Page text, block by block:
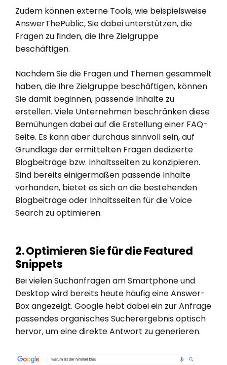
Zudem können externe Tools, wie beispielsweise
AnswerThePublic, Sie dabei unterstützen, die
Fragen zu finden, die Ihre Zielgruppe
beschäftigen.
Nachdem Sie die Fragen und Themen gesammelt
haben, die Ihre Zielgruppe beschäftigen, können
Sie damit beginnen, passende Inhalte zu
erstellen. Viele Unternehmen beschränken diese
Bemühungen dabei auf die Erstellung einer FAQ-
Seite. Es kann aber durchaus sinnvoll sein, auf
Grundlage der ermittelten Fragen dedizierte
Blogbeiträge bzw. Inhaltsseiten zu konzipieren.
Sind bereits einigermaßen passende Inhalte
vorhanden, bietet es sich an die bestehenden
Blogbeiträge oder Inhaltsseiten für die Voice
Search zu optimieren.
2. Optimieren Sie für die Featured
Snippets
Bei vielen Suchanfragen am Smartphone und
Desktop wird bereits heute häufig eine Answer-
Box angezeigt. Google hebt dabei ein zur Anfrage
passendes organisches Sucherergebnis optisch
hervor, um eine direkte Antwort zu generieren.